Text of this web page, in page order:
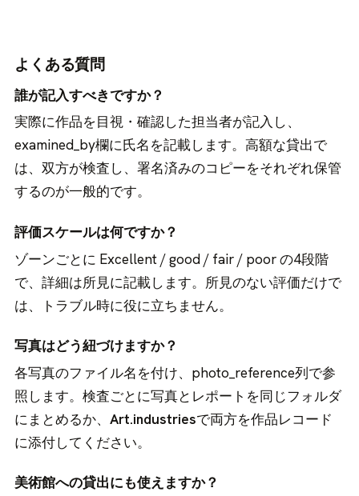
よくある質問
誰が記入すべきですか？
実際に作品を目視・確認した担当者が記入し、
examined_by欄に氏名を記載します。高額な貸出で
は、双方が検査し、署名済みのコピーをそれぞれ保管
するのが一般的です。
評価スケールは何ですか？
ゾーンごとに Excellent / good / fair / poor の4段階
で、詳細は所見に記載します。所見のない評価だけで
は、トラブル時に役に立ちません。
写真はどう紐づけますか？
各写真のファイル名を付け、photo_reference列で参
照します。検査ごとに写真とレポートを同じフォルダ
にまとめるか、Art.industriesで両方を作品レコード
に添付してください。
美術館への貸出にも使えますか？